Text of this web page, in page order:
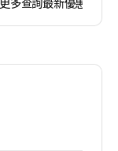
多查詢最新優惠